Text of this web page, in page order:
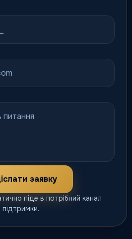
заявку
піде в потрібний канал
підтримки.